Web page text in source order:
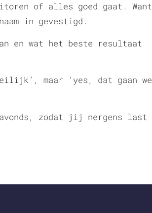
of alles goed gaat. Want
in gevestigd.
en wat het beste resultaat
maar ‘yes, dat gaan we
avonds, zodat jij nergens last